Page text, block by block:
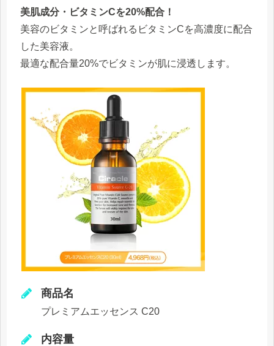
美肌成分・ビタミンCを20%配合！
美容のビタミンと呼ばれるビタミンCを高濃度に配合
した美容液。
最適な配合量20%でビタミンが肌に浸透します。
商品名
プレミアムエッセンス C20
内容量